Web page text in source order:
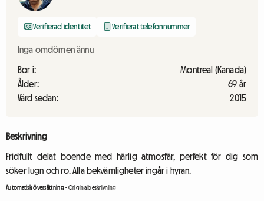
Verifierad identitet Verifierat telefonnummer
Inga omdömen ännu
Bor i:
Montreal (Kanada)
Ålder:
69 år
Värd sedan:
2015
Beskrivning
Fridfullt delat boende med härlig atmosfär, perfekt för dig som
söker lugn och ro. Alla bekvämligheter ingår i hyran.
Automatisk översättning-Originalbeskrivning